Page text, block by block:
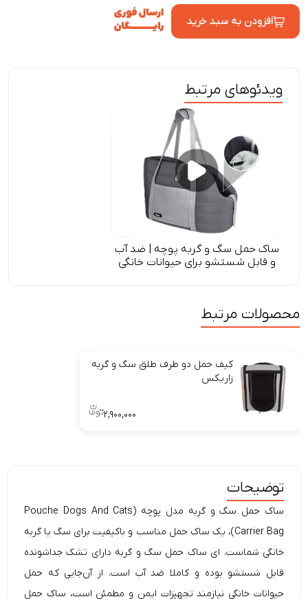
افزودن به سبد خرید
ویدئوهای مرتبط
ساک حمل سگ و گربه پوچه | ضد آب
و قابل شستشو برای حیوانات خانگی
محصولات مرتبط
کیف حمل دو طرف طلق سگ و گربه
زاریکس
۲,۹۰۰,۰۰۰
توضیحات
ساک حمل سگ و گربه مدل پوچه (Pouche Dogs And Cats
Carrier Bag)، یک ساک حمل مناسب و باکیفیت برای سگ یا گربه
خانگی شماست. ای ساک حمل سگ و گربه دارای تشک جداشونده
قابل شستشو بوده و کاملا ضد آب است. از آن‌جایی که حمل
حیوانات خانگی نیازمند تجهیزات ایمن و مطمئن است، ساک حمل